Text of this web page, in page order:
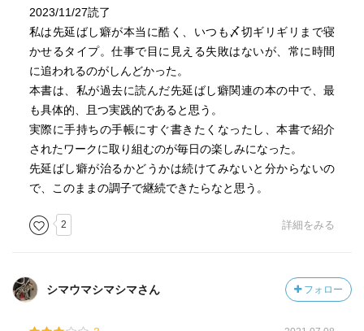
2023/11/27読了
私は先延ばし癖が本当に酷く、いつも〆切ギリギリまで寝
かせるタイプ。仕事で目に見える失敗はないが、常に時間
に追われるのがしんどかった。
本書は、私が過去に読んだ先延ばし癖関連の本の中で、最
も具体的、且つ実践的であると思う。
実際に手持ちの手帳にすぐ書きたくなったし、本書で紹介
されたワークに取り組むのが毎日の楽しみになった。
先延ばし癖が治るかどうかは続けてみないと分からないの
で、このままの調子で継続できたらなと思う。
2 詳細をみる
シマウマシマシマさん フォロー